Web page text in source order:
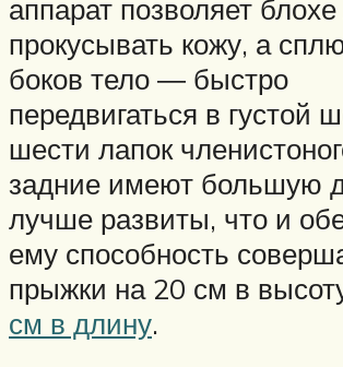
аппарат позволяет блохе
прокусывать кожу, а
боков тело ― быстро
передвигаться в густой
шести лапок
задние имеют большую
лучше развиты, что и
ему способность
прыжки на 20 см в
см в длину.